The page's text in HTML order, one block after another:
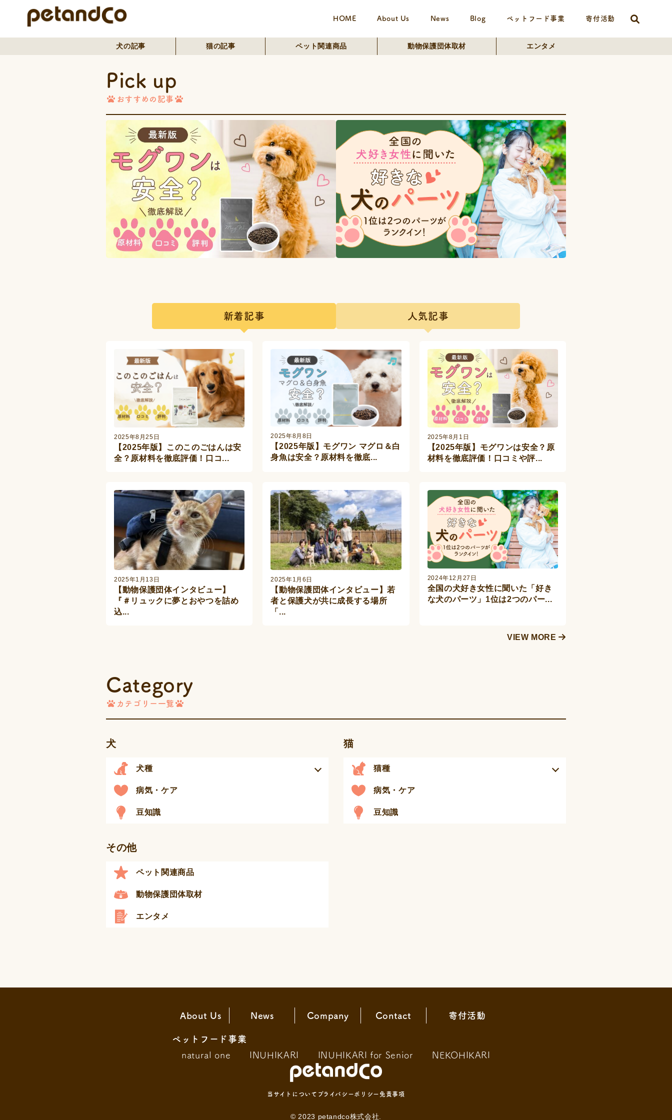
HOME About Us News Blog ペットフード事業 寄付活動
犬の記事 猫の記事 ペット関連商品 動物保護団体取材 エンタメ
Pick up
おすすめの記事
新着記事 人気記事
2025年8月25日
【2025年版】このこのごはんは安
全？原材料を徹底評価！口コ...
2025年8月8日
【2025年版】モグワン マグロ＆白
身魚は安全？原材料を徹底...
2025年8月1日
【2025年版】モグワンは安全？原
材料を徹底評価！口コミや評...
2025年1月13日
【動物保護団体インタビュー】
『＃リュックに夢とおやつを詰め
込...
2025年1月6日
【動物保護団体インタビュー】若
者と保護犬が共に成長する場所
「...
2024年12月27日
全国の犬好き女性に聞いた「好き
な犬のパーツ」1位は2つのパー...
VIEW MORE
Category
カテゴリー一覧
犬
犬種
病気・ケア
豆知識
猫
猫種
病気・ケア
豆知識
その他
ペット関連商品
動物保護団体取材
エンタメ
About Us News Company Contact 寄付活動
ペットフード事業
natural one
INUHIKARI INUHIKARI for Senior NEKOHIKARI
当サイトについて プライバシーポリシー 免責事項
© 2023 petandco株式会社.